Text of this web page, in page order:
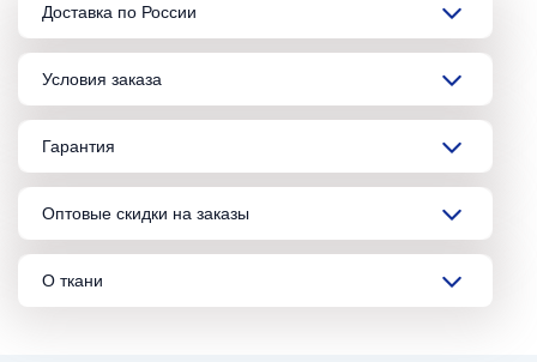
Доставка по России
Условия заказа
Гарантия
Оптовые скидки на заказы
О ткани